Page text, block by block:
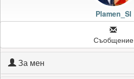
Plamen_Sl
Съобщение
За мен